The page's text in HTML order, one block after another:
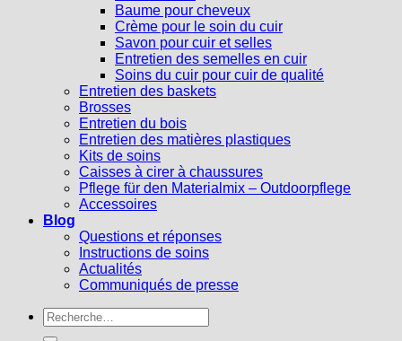
Baume pour cheveux
Crème pour le soin du cuir
Savon pour cuir et selles
Entretien des semelles en cuir
Soins du cuir pour cuir de qualité
Entretien des baskets
Brosses
Entretien du bois
Entretien des matières plastiques
Kits de soins
Caisses à cirer à chaussures
Pflege für den Materialmix – Outdoorpflege
Accessoires
Blog
Questions et réponses
Instructions de soins
Actualités
Communiqués de presse
Recherche
pour :